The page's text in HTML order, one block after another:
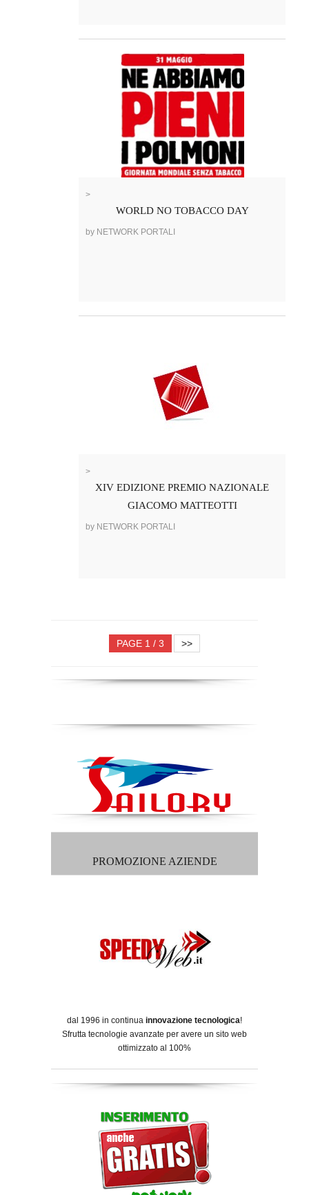
>
WORLD NO TOBACCO DAY
by NETWORK PORTALI
>
XIV EDIZIONE PREMIO NAZIONALE
GIACOMO MATTEOTTI
by NETWORK PORTALI
PAGE 1 / 3 >>
PROMOZIONE AZIENDE
dal 1996 in continua innovazione tecnologica!
Sfrutta tecnologie avanzate per avere un sito web
ottimizzato al 100%